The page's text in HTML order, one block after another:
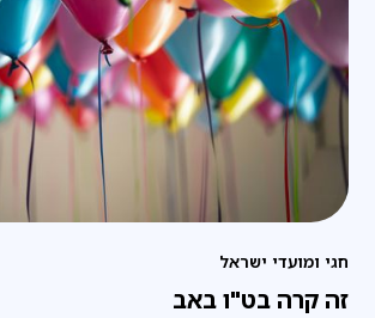
חגי ומועדי ישראל
זה קרה בט"ו באב